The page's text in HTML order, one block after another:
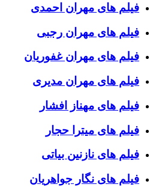
فیلم های مهران احمدی
فیلم های مهران رجبی
فیلم های مهران غفوریان
فیلم های مهران مدیری
فیلم های مهناز افشار
فیلم های میترا حجار
فیلم های نازنین بیاتی
فیلم های نگار جواهریان